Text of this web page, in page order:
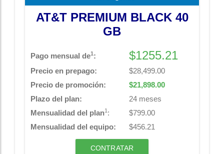
AT&T PREMIUM BLACK 40
GB
Pago mensual de1: $1255.21
Precio en prepago:
$28,499.00
Precio de promoción:
$21,898.00
Plazo del plan:
24 meses
Mensualidad del plan1 : $799.00
Mensualidad del equipo:
$456.21
CONTRATAR